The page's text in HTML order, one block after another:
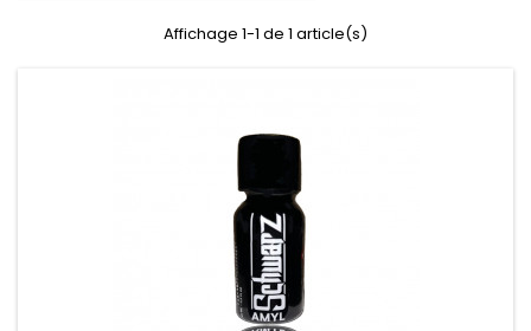
Affichage 1-1 de 1 article(s)